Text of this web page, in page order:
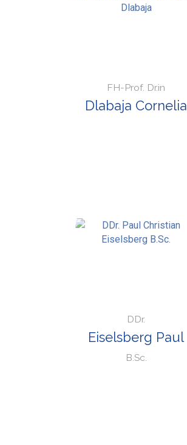
FH-Prof. Dr.in
Dlabaja Cornelia
DDr.
Eiselsberg Paul
B.Sc.